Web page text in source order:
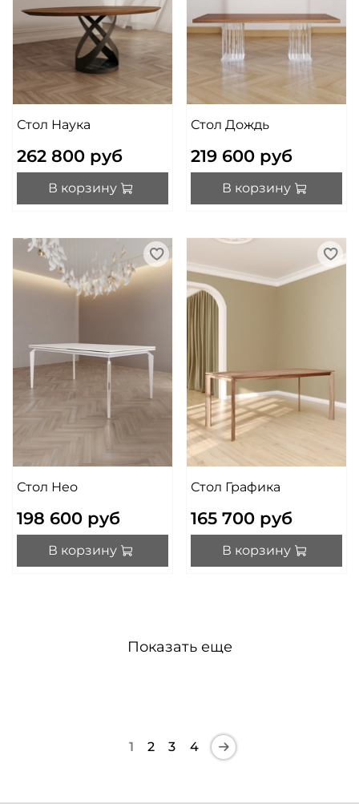
Стол Наука
262 800 руб
В корзину
Стол Дождь
219 600 руб
В корзину
Стол Нео
198 600 руб
В корзину
Стол Графика
165 700 руб
В корзину
Показать еще
1 2 3 4